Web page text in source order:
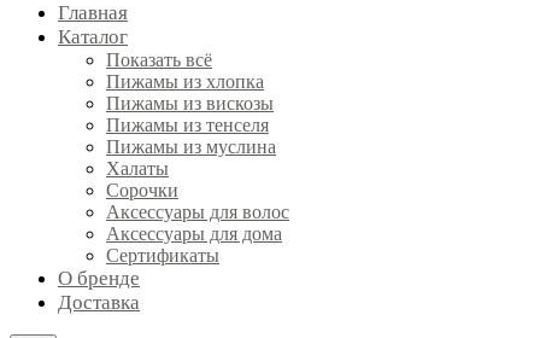
Главная
Каталог
Показать всё
Пижамы из хлопка
Пижамы из вискозы
Пижамы из тенселя
Пижамы из муслина
Халаты
Сорочки
Аксессуары для волос
Аксессуары для дома
Сертификаты
О бренде
Доставка